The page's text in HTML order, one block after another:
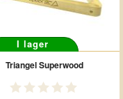
I lager
Triangel Superwood